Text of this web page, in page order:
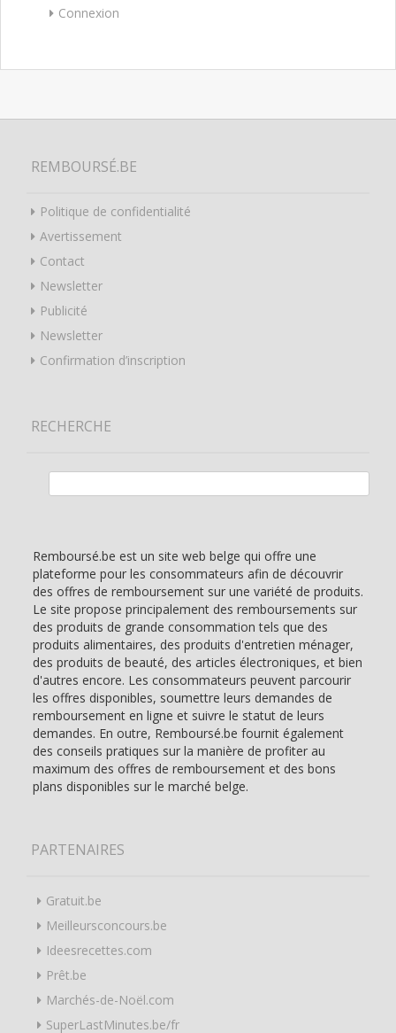
Connexion
REMBOURSÉ.BE
Politique de confidentialité
Avertissement
Contact
Newsletter
Publicité
Newsletter
Confirmation d’inscription
RECHERCHE
Remboursé.be est un site web belge qui offre une
plateforme pour les consommateurs afin de découvrir
des offres de remboursement sur une variété de produits.
Le site propose principalement des remboursements sur
des produits de grande consommation tels que des
produits alimentaires, des produits d'entretien ménager,
des produits de beauté, des articles électroniques, et bien
d'autres encore. Les consommateurs peuvent parcourir
les offres disponibles, soumettre leurs demandes de
remboursement en ligne et suivre le statut de leurs
demandes. En outre, Remboursé.be fournit également
des conseils pratiques sur la manière de profiter au
maximum des offres de remboursement et des bons
plans disponibles sur le marché belge.
PARTENAIRES
Gratuit.be
Meilleursconcours.be
Ideesrecettes.com
Prêt.be
Marchés-de-Noël.com
SuperLastMinutes.be/fr